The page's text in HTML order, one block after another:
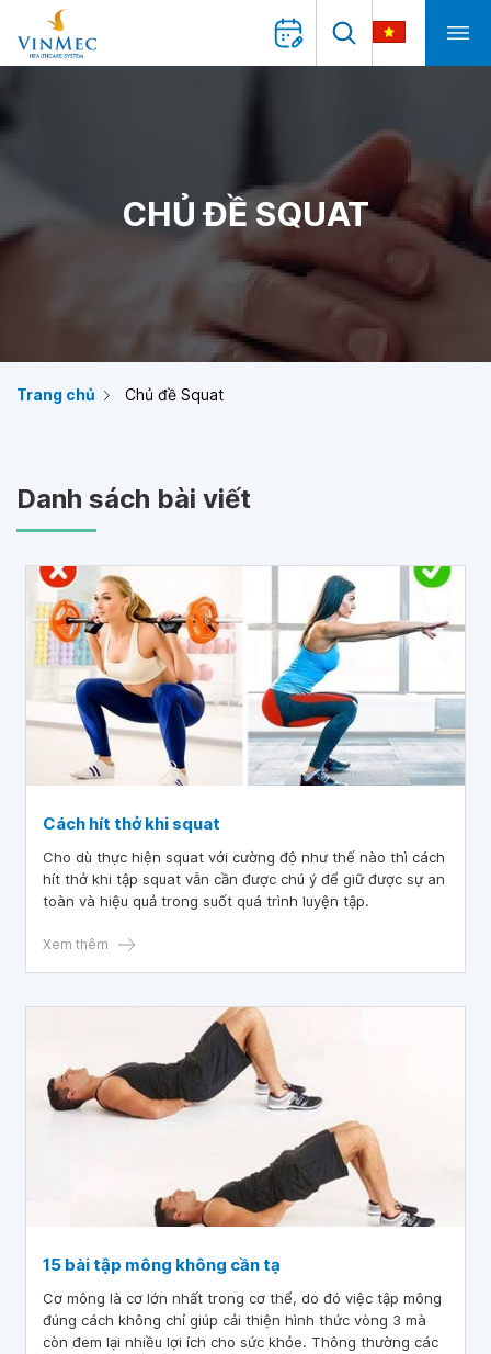
CHỦ ĐỀ SQUAT
Trang chủ Chủ đề Squat
Danh sách bài viết
Cách hít thở khi squat
Cho dù thực hiện squat với cường độ như thế nào thì cách
hít thở khi tập squat vẫn cần được chú ý để giữ được sự an
toàn và hiệu quả trong suốt quá trình luyện tập.
Xem thêm
15 bài tập mông không cần tạ
Cơ mông là cơ lớn nhất trong cơ thể, do đó việc tập mông
đúng cách không chỉ giúp cải thiện hình thức vòng 3 mà
còn đem lại nhiều lợi ích cho sức khỏe. Thông thường các